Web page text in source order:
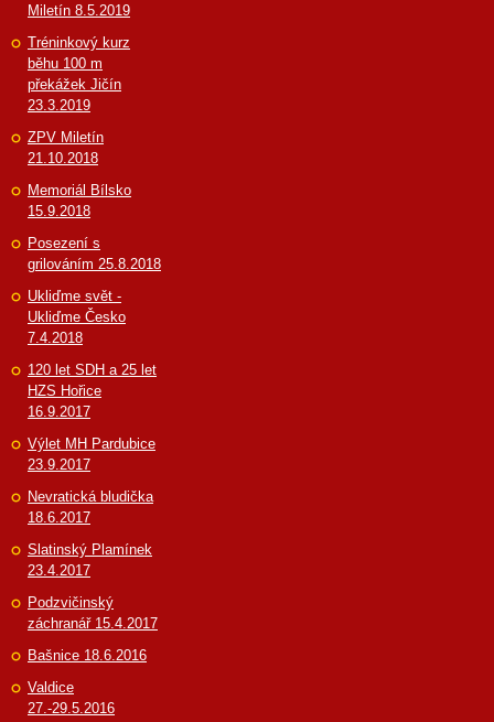
Miletín 8.5.2019
Tréninkový kurz
běhu 100 m
překážek Jičín
23.3.2019
ZPV Miletín
21.10.2018
Memoriál Bílsko
15.9.2018
Posezení s
grilováním 25.8.2018
Ukliďme svět -
Ukliďme Česko
7.4.2018
120 let SDH a 25 let
HZS Hořice
16.9.2017
Výlet MH Pardubice
23.9.2017
Nevratická bludička
18.6.2017
Slatinský Plamínek
23.4.2017
Podzvičinský
záchranář 15.4.2017
Bašnice 18.6.2016
Valdice
27.-29.5.2016